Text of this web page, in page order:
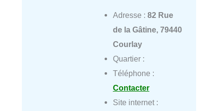
Adresse : 82 Rue
de la Gâtine, 79440
Courlay
Quartier :
Téléphone :
Contacter
Site internet :